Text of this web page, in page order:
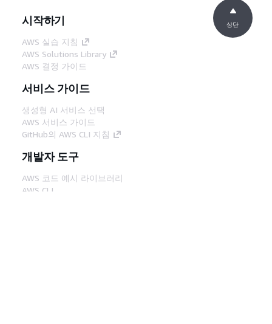
시작하기
AWS 실습 지침
AWS Solutions Library
AWS 결정 가이드
서비스 가이드
생성형 AI 서비스 선택
AWS 서비스 가이드
GitHub의 AWS CLI 지침
개발자 도구
AWS 코드 예시 라이브러리
AWS CLI
상단